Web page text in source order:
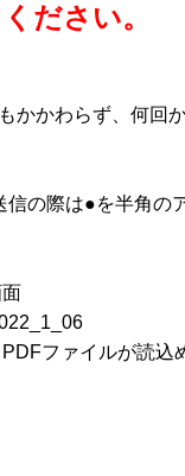
ださい。
かかわらず、何回
の際は●を半角の
ファイルが読込